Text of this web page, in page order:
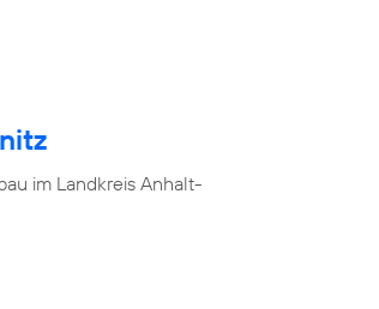
im Landkreis Anhalt-